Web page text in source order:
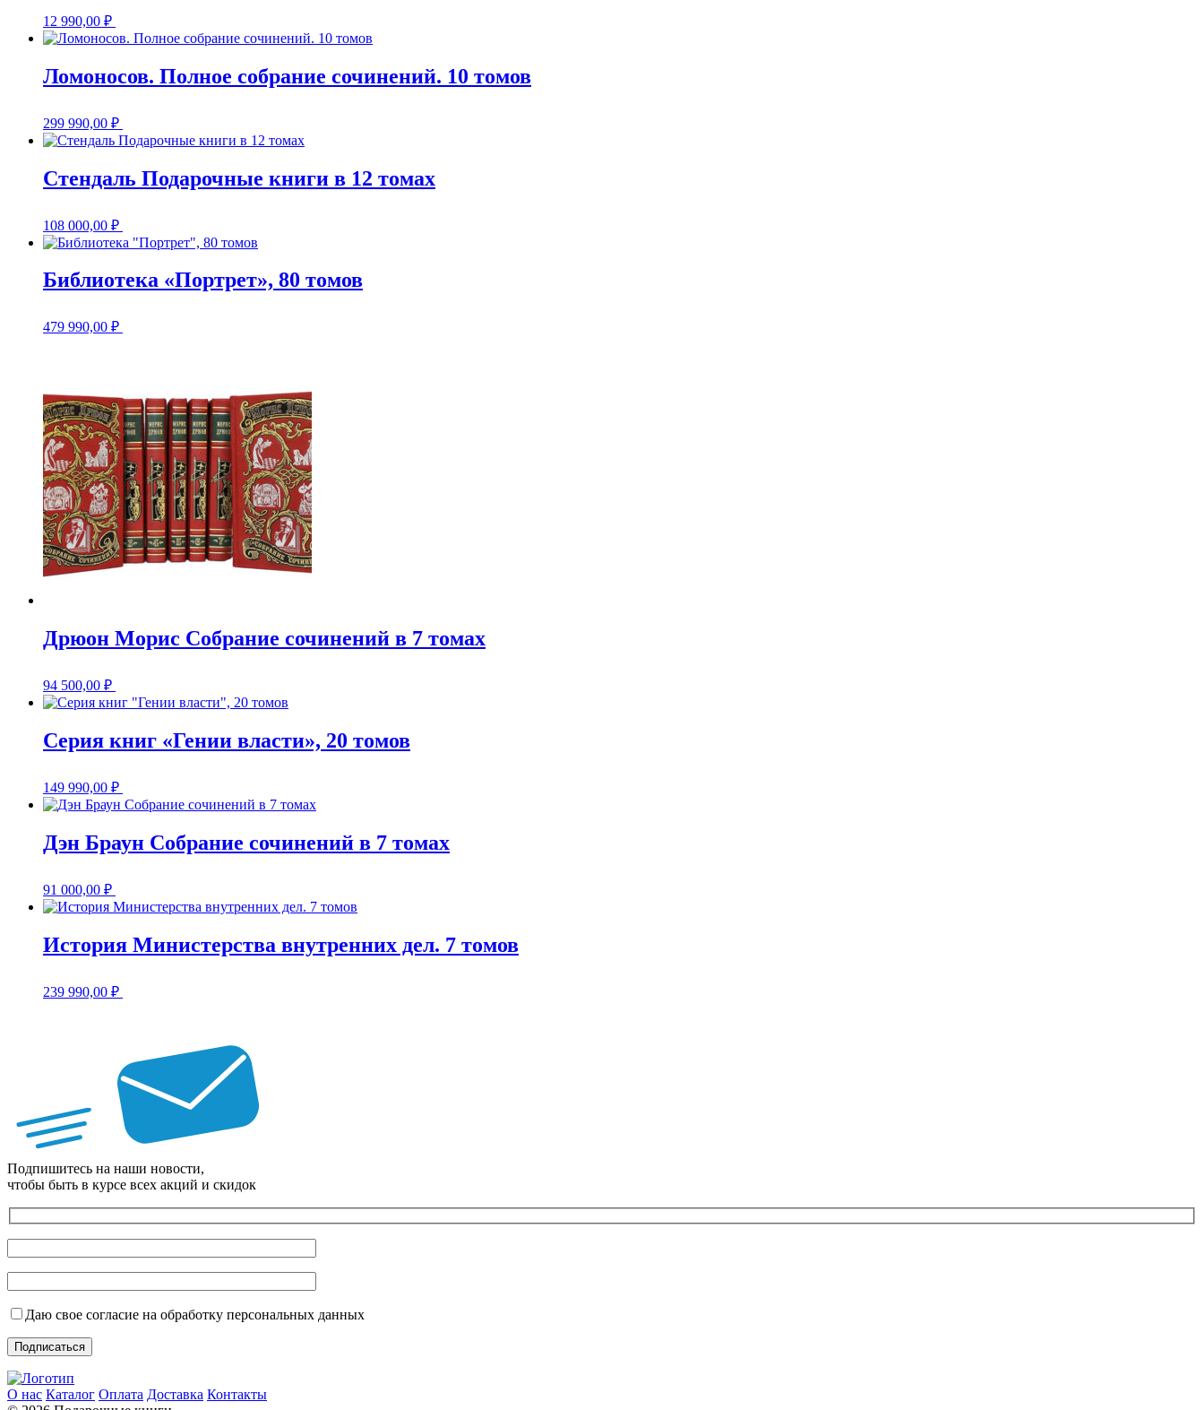
12 990,00 ₽
Ломоносов. Полное собрание сочинений. 10 томов
299 990,00 ₽
Стендаль Подарочные книги в 12 томах
108 000,00 ₽
Библиотека «Портрет», 80 томов
479 990,00 ₽
Дрюон Морис Собрание сочинений в 7 томах
94 500,00 ₽
Серия книг «Гении власти», 20 томов
149 990,00 ₽
Дэн Браун Собрание сочинений в 7 томах
91 000,00 ₽
История Министерства внутренних дел. 7 томов
239 990,00 ₽
Подпишитесь на наши новости,
чтобы быть в курсе всех акций и скидок
Даю свое согласие на обработку персональных данных
О нас Каталог Оплата Доставка Контакты